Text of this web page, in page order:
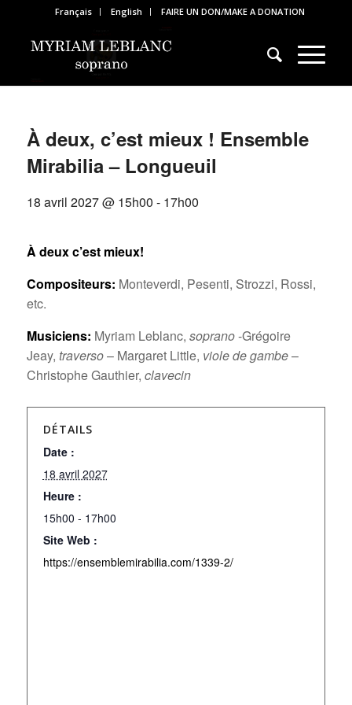
Français English FAIRE UN DON/MAKE A DONATION
À deux, c’est mieux ! Ensemble
Mirabilia – Longueuil
18 avril 2027 @ 15h00 - 17h00
À deux c’est mieux!
Compositeurs: Monteverdi, Pesenti, Strozzi, Rossi,
etc.
Musiciens: Myriam Leblanc, soprano-Grégoire
Jeay, traverso– Margaret Little, viole de gambe–
Christophe Gauthier, clavecin
DÉTAILS
Date :
18 avril 2027
Heure :
15h00 - 17h00
Site Web :
https://ensemblemirabilia.com/1339-2/